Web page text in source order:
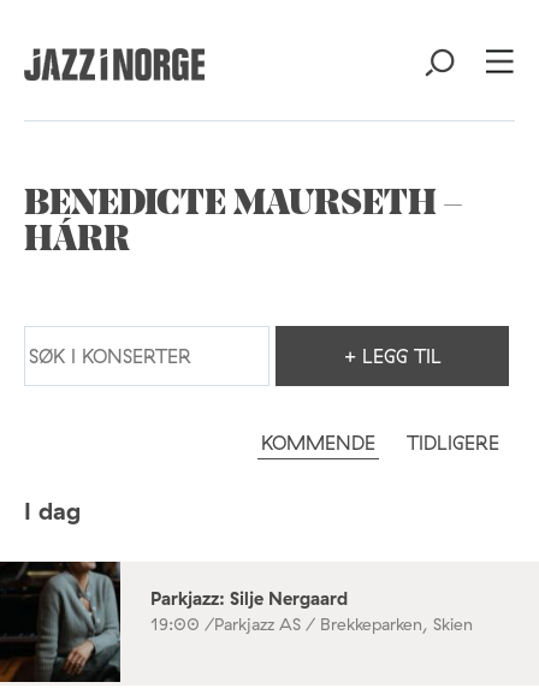
BENEDICTE MAURSETH –
HÁRR
+ LEGG TIL
KOMMENDE TIDLIGERE
I dag
Parkjazz: Silje Nergaard
19:00 /Parkjazz AS / Brekkeparken, Skien